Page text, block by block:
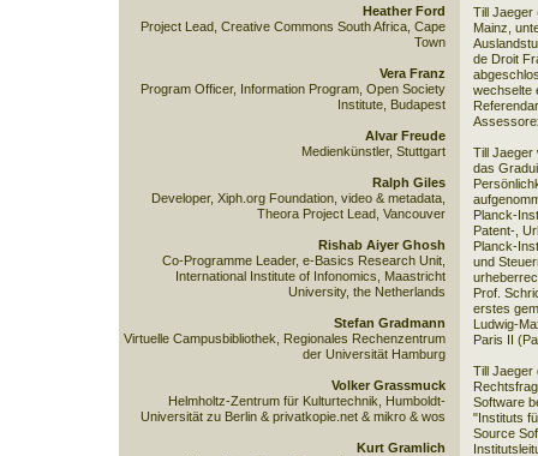
Till Jaeger
Mainz,
de Droit
wechselte
Till Jaeger
das
Planck-
Patent-,
Planck-
und
Prof.
erstes
Ludwig-
Paris II
Till Jaeger
Software
"Instituts
Source
Heather Ford
Project Lead, Creative Commons South Africa, Cape
Town
Vera Franz
Program Officer, Information Program, Open Society
Institute, Budapest
Alvar Freude
Medienkünstler, Stuttgart
Ralph Giles
Developer, Xiph.org Foundation, video & metadata,
Theora Project Lead, Vancouver
Rishab Aiyer Ghosh
Co-Programme Leader, e-Basics Research Unit,
International Institute of Infonomics, Maastricht
University, the Netherlands
Stefan Gradmann
Virtuelle Campusbibliothek, Regionales Rechenzentrum
der Universität Hamburg
Volker Grassmuck
Helmholtz-Zentrum für Kulturtechnik, Humboldt-
Universität zu Berlin & privatkopie.net & mikro & wos
Kurt Gramlich